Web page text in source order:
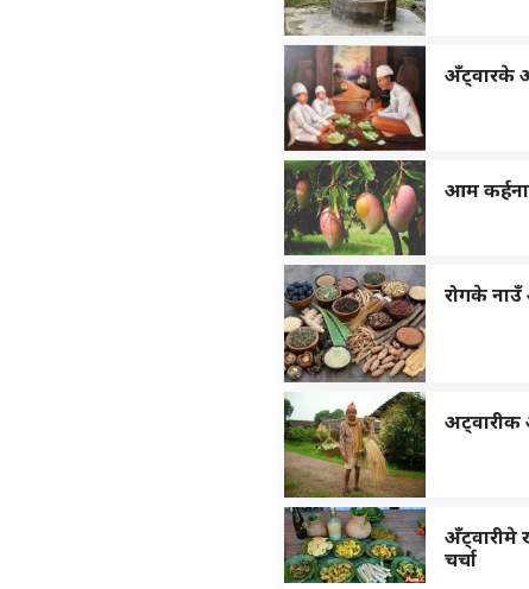
अँट्वारके
आम
रोगके
अट्वारीक
अँट्वारीमे
चर्चा